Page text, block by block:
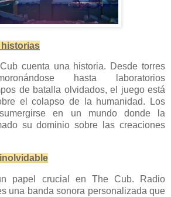
historias
cuenta una historia. Desde torres
hasta laboratorios
de batalla olvidados, el juego está
el colapso de la humanidad. Los
en un mundo donde la
su dominio sobre las creaciones
papel crucial en The Cub. Radio
una banda sonora personalizada que